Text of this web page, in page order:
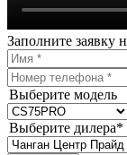
Заполните заявку
Выберите модель
Выберите дилера*